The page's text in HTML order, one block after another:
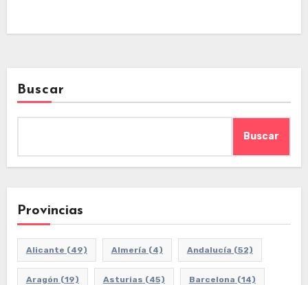
Buscar
Buscar
Provincias
Alicante (49) Almería (4) Andalucía (52)
Aragón (19) Asturias (45) Barcelona (14)